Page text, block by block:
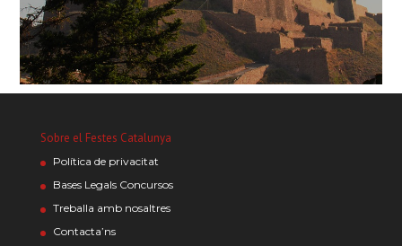
Sobre el Festes Catalunya
Política de privacitat
Bases Legals Concursos
Treballa amb nosaltres
Contacta’ns